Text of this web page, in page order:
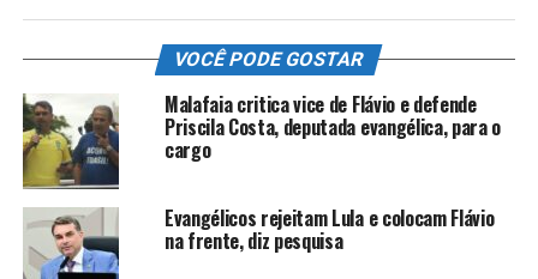
VOCÊ PODE GOSTAR
Malafaia critica vice de Flávio e defende
Priscila Costa, deputada evangélica, para o
cargo
Evangélicos rejeitam Lula e colocam Flávio
na frente, diz pesquisa